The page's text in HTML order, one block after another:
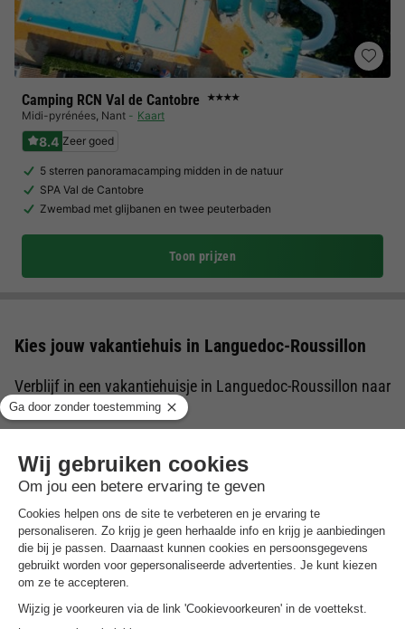
Camping RCN Val de Cantobre ★★★★
Midi-pyrénées, Nant Kaart
8.4 Zeer goed
5 sterren panoramacamping midden in de natuur
SPA Val de Cantobre
Zwembad met glijbanen en twee peuterbaden
Toon prijzen
Kies jouw vakantiehuis in Languedoc-Roussillon
Verblijf in een vakantiehuisje in Languedoc-Roussillon naar
keuze
recreatiewoning dat men huurt om de vakantie door te
brengen. Een vakantiewoning beschikt over het algemeen over
een woonkamer, keuken, slaapkamer(s), een badkamer en een
tuin of terras om buiten te kunnen vertoeven. Benieuwd naar
welke bungalows in Languedoc-Roussillon wij op
BungalowSpecials te bieden hebben? Op deze pagina vind je
een een divers en veelzijdig aanbod aan vakantiehuizen in
Languedoc-Roussillon. Ideaal voor wanneer je een
Nederlandof het buitenland wilt met je geliefdes.